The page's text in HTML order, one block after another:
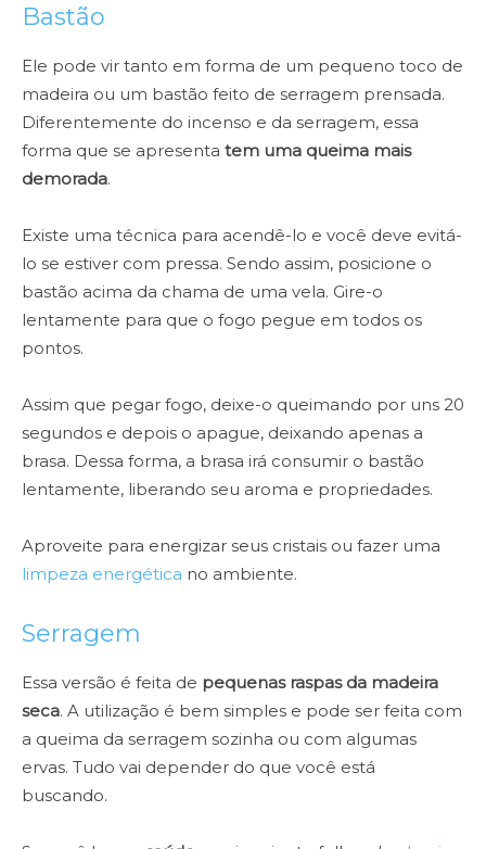
Bastão
Ele pode vir tanto em forma de um pequeno toco de
madeira ou um bastão feito de serragem prensada.
Diferentemente do incenso e da serragem, essa
forma que se apresenta tem uma queima mais
demorada.
Existe uma técnica para acendê-lo e você deve evitá-
lo se estiver com pressa. Sendo assim, posicione o
bastão acima da chama de uma vela. Gire-o
lentamente para que o fogo pegue em todos os
pontos.
Assim que pegar fogo, deixe-o queimando por uns 20
segundos e depois o apague, deixando apenas a
brasa. Dessa forma, a brasa irá consumir o bastão
lentamente, liberando seu aroma e propriedades.
Aproveite para energizar seus cristais ou fazer uma
limpeza energética no ambiente.
Serragem
Essa versão é feita de pequenas raspas da madeira
seca. A utilização é bem simples e pode ser feita com
a queima da serragem sozinha ou com algumas
ervas. Tudo vai depender do que você está
buscando.